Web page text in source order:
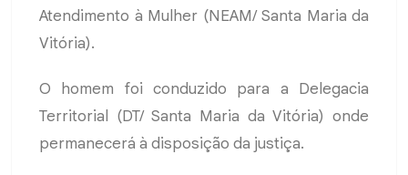
Atendimento à Mulher (NEAM/ Santa Maria da
Vitória).
O homem foi conduzido para a Delegacia
Territorial (DT/ Santa Maria da Vitória) onde
permanecerá à disposição da justiça.